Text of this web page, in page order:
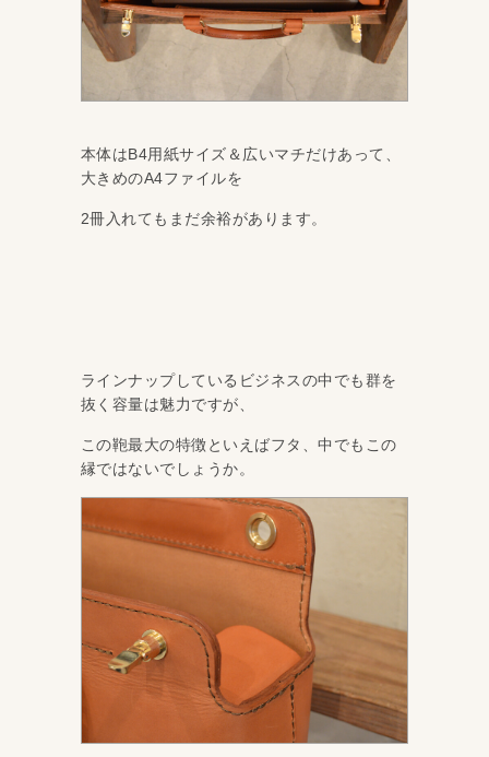
本体はB4用紙サイズ＆広いマチだけあって、
大きめのA4ファイルを
2冊入れてもまだ余裕があります。
ラインナップしているビジネスの中でも群を
抜く容量は魅力ですが、
この鞄最大の特徴といえばフタ、中でもこの
縁ではないでしょうか。